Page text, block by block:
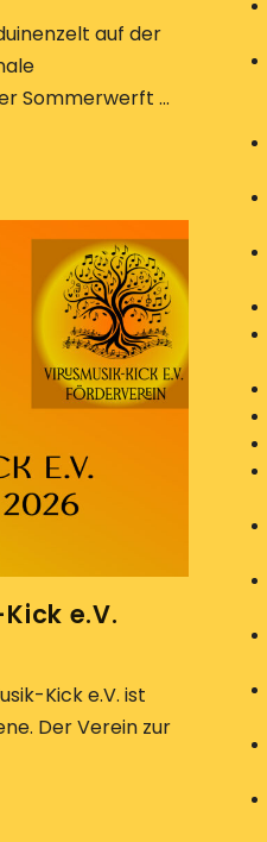
auf der
Sommerwerft ...
e.V.
Kick e.V. ist
Der Verein zur